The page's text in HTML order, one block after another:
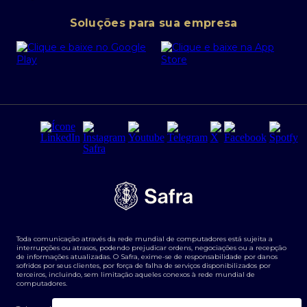
Portal da Privacidade
PRSAC
Regras e Parâmetros de Atuação Banco Safra
Segurança da Informação
Tarifas e serviços Pessoa Física
Transparência de remuneração
Termos e Condições para Portabilidade de Investimento
Cartão Safra Empresas
Empréstimo e financiamentos PJ
Derivativos
Agronegócios
Soluções para sua empresa
Toda comunicação através da rede mundial de computadores está sujeita a
interrupções ou atrasos, podendo prejudicar ordens, negociações ou a recepção
de informações atualizadas. O Safra, exime-se de responsabilidade por danos
sofridos por seus clientes, por força de falha de serviços disponibilizados por
terceiros, incluindo, sem limitação aqueles conexos à rede mundial de
computadores.